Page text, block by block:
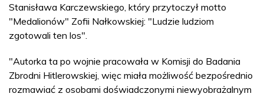
Stanisława Karczewskiego, który przytoczył motto
"Medalionów" Zofii Nałkowskiej: "Ludzie ludziom
zgotowali ten los".
"Autorka ta po wojnie pracowała w Komisji do Badania
Zbrodni Hitlerowskiej, więc miała możliwość bezpośrednio
rozmawiać z osobami doświadczonymi niewyobrażalnym